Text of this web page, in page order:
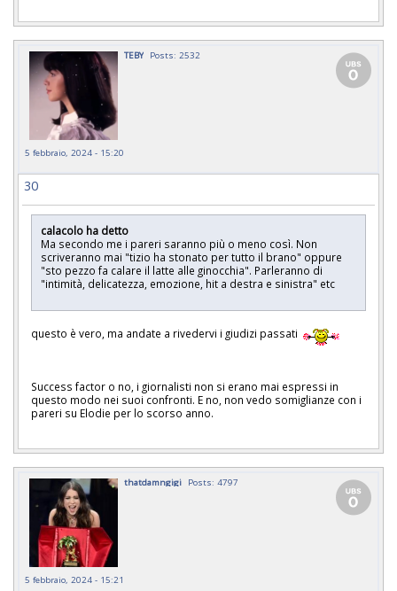
TEBY Posts: 2532
5 febbraio, 2024 - 15:20
30
calacolo ha detto
Ma secondo me i pareri saranno più o meno così. Non
scriveranno mai "tizio ha stonato per tutto il brano" oppure
"sto pezzo fa calare il latte alle ginocchia". Parleranno di
"intimità, delicatezza, emozione, hit a destra e sinistra" etc
questo è vero, ma andate a rivedervi i giudizi passati
Success factor o no, i giornalisti non si erano mai espressi in
questo modo nei suoi confronti. E no, non vedo somiglianze con i
pareri su Elodie per lo scorso anno.
thatdamngigi Posts: 4797
5 febbraio, 2024 - 15:21